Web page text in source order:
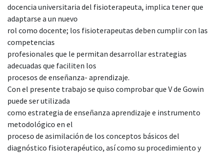
docencia universitaria del fisioterapeuta, implica tener que
adaptarse a un nuevo
rol como docente; los fisioterapeutas deben cumplir con las
competencias
profesionales que le permitan desarrollar estrategias
adecuadas que faciliten los
procesos de enseñanza- aprendizaje.
Con el presente trabajo se quiso comprobar que V de Gowin
puede ser utilizada
como estrategia de enseñanza aprendizaje e instrumento
metodológico en el
proceso de asimilación de los conceptos básicos del
diagnóstico fisioterapéutico, así como su procedimiento y